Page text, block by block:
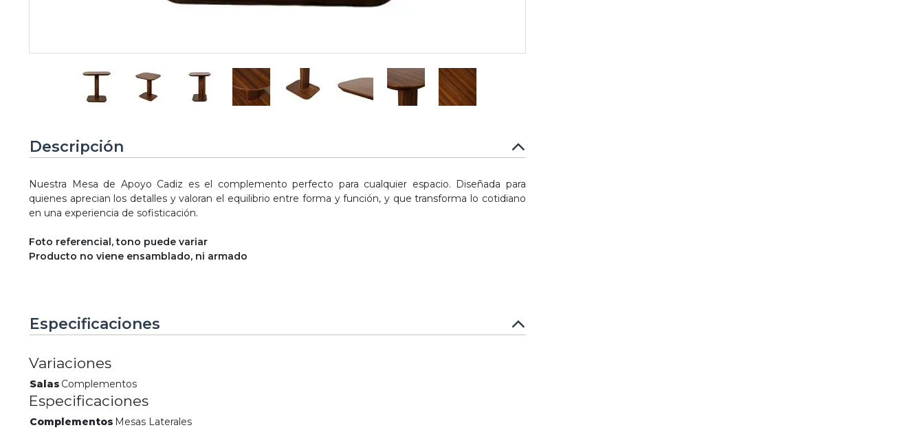
Descripción
Nuestra Mesa de Apoyo Cadiz es el complemento perfecto para cualquier espacio. Diseñada para
quienes aprecian los detalles y valoran el equilibrio entre forma y función, y que transforma lo cotidiano
en una experiencia de sofisticación.
Foto referencial, tono puede variar
Producto no viene ensamblado, ni armado
Especificaciones
Variaciones
Salas Complementos
Especificaciones
Complementos Mesas Laterales